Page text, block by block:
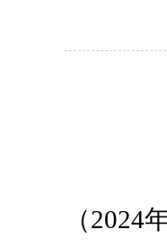
（2024